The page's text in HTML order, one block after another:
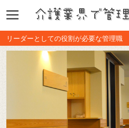
リーダーとしての役割が必要な管理職